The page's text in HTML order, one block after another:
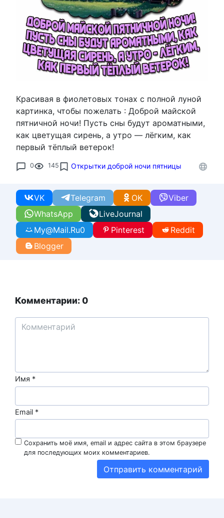
Красивая в фиолетовых тонах с полной луной
картинка, чтобы пожелать : Доброй майской
пятничной ночи! Пусть сны будут ароматными,
как цветущая сирень, а утро — лёгким, как
первый тёплый ветерок!
0 145 Открытки доброй ночи пятницы
WhatsApp
VK Telegram Viber
OK
LiveJournal
My@Mail.Ru0 Pinterest
Reddit
Blogger
Комментарии: 0
Имя *
Email *
Сохранить моё имя, email и адрес сайта в этом браузере
для последующих моих комментариев.